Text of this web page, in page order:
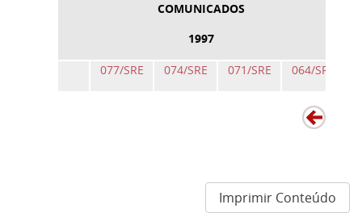
COMUNICADOS
1997
077/SRE 074/SRE 071/SRE 064/SRE
Imprimir Conteúdo